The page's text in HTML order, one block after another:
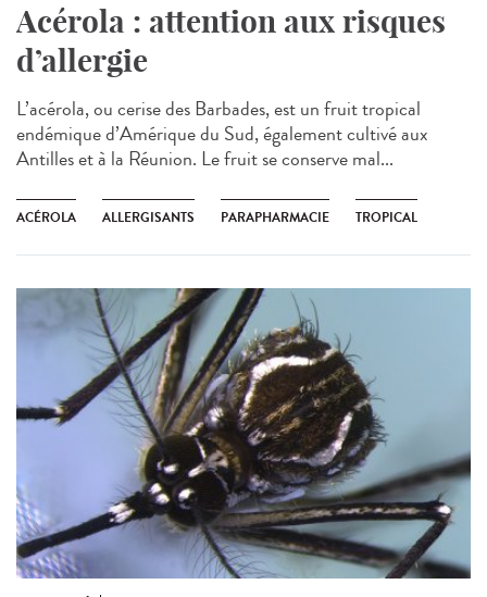
Acérola : attention aux risques
d’allergie
L’acérola, ou cerise des Barbades, est un fruit tropical
endémique d’Amérique du Sud, également cultivé aux
Antilles et à la Réunion. Le fruit se conserve mal...
ACÉROLA ALLERGISANTS PARAPHARMACIE TROPICAL